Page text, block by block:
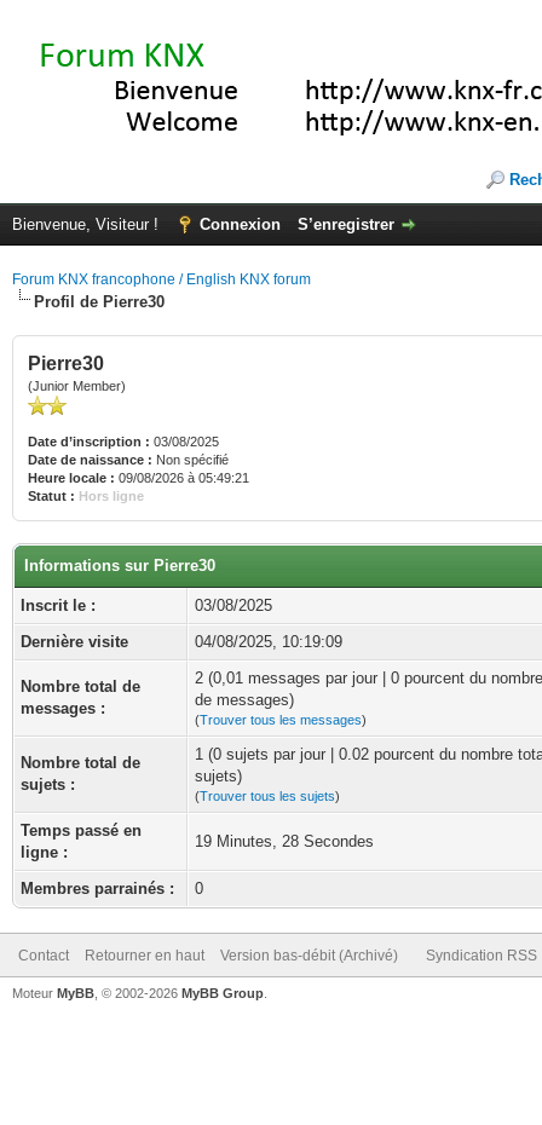
Bienvenue, Visiteur ! Connexion S’enregistrer
Forum KNX francophone / English KNX forum
Profil de Pierre30
Pierre30
(Junior Member)
Date d’inscription : 03/08/2025
Date de naissance : Non spécifié
Heure locale : 09/08/2026 à 05:49:21
Statut : Hors ligne
Informations sur Pierre30
Inscrit le :
03/08/2025
Dernière visite
04/08/2025, 10:19:09
Nombre total de
messages :
2 (0,01 messages par jour | 0 pourcent du
de messages)
(Trouver tous les messages)
Nombre total de
sujets :
1 (0 sujets par jour | 0.02 pourcent du nombre
sujets)
(Trouver tous les sujets)
Temps passé en
ligne :
19 Minutes, 28 Secondes
Membres parrainés : 0
Contact Retourner en haut Version bas-débit (Archivé) Syndication RSS
Moteur MyBB , © 2002-2026 MyBB Group